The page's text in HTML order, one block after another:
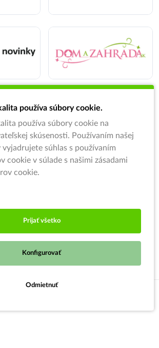
používa súbory cookie.
používa súbory cookie na
skúsenosti. Používaním našej
súhlas s používaním
cookie v súlade s našimi zásadami
cookie.
Prijať všetko
Konfigurovať
Odmietnuť